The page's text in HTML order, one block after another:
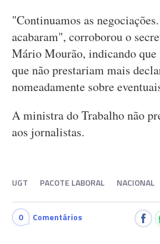
"Continuamos as
acabaram", corroborou o
Mário Mourão, indicando
que não prestariam mais
nomeadamente sobre
A ministra do Trabalho não
aos jornalistas.
UGT PACOTE LABORAL NACIONAL
0 Comentários